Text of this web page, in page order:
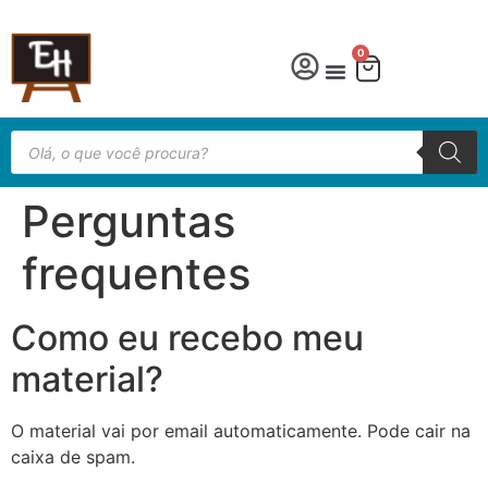
0
Perguntas
frequentes
Como eu recebo meu
material?
O material vai por email automaticamente. Pode cair na
caixa de spam.